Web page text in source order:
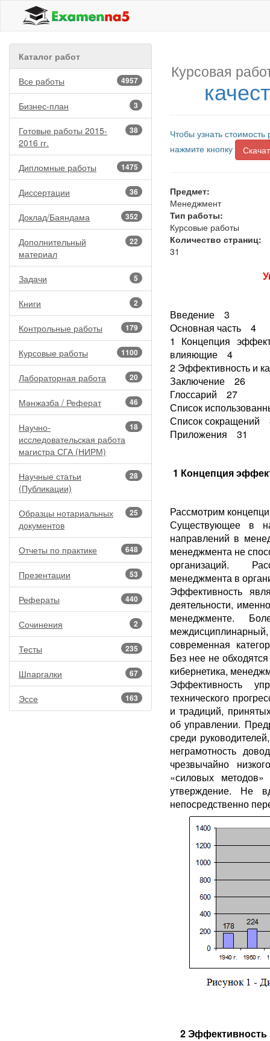
Каталог работ
4957
Все работы
3
Бизнес-план
38
Готовые работы 2015-
2016 гг.
1475
Дипломные работы
36
Диссертации
352
Доклад/Баяндама
22
Дополнительный
материал
5
Задачи
2
Книги
179
Контрольные работы
1100
Курсовые работы
20
Лабораторная работа
46
Мәнжазба / Реферат
18
Научно-
исследовательская работа
магистра СГА (НИРМ)
28
Научные статьи
(Публикации)
25
Образцы нотариальных
документов
648
Отчеты по практике
53
Презентации
440
Рефераты
2
Сочинения
235
Тесты
67
Шпаргалки
163
Эссе
Курсовая
Чтобы узнать
нажмите кнопку
Предмет:
Менеджмент
Тип работы:
Курсовые работы
Количество страниц:
31
Введение 3
Основная часть 4
1 Концепция
влияющие 4
2 Эффективность и
Заключение 26
Глоссарий 27
Список
Список сокращений
Приложения 31
1 Концепция
Рассмотрим
Существующее в
направлений в
менеджмента не
организаций.
менеджмента в
Эффективность
деятельности,
менеджменте.
современная
Без нее не
кибернетика,
Эффективность
технического
и традиций,
об управлении.
среди
неграмотность
чрезвычайно
«силовых методов»
утверждение. Не
непосредственно
2 Эффективность